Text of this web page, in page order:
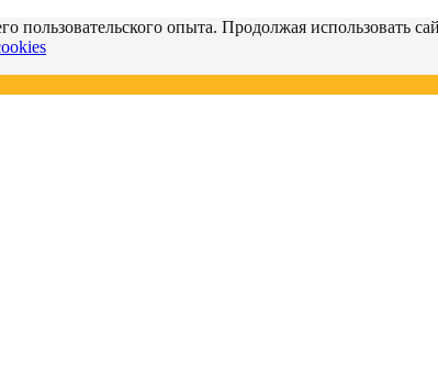
пользовательского опыта. Продолжая использовать